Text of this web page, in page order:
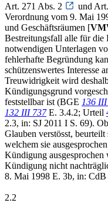
Art. 271 Abs. 2
und
Verordnung vom 9. Mai
und Geschäftsräumen [
Bestreitungsfall alle für die
notwendigen Unterlagen
fehlerhafte Begründung
schützenswertes Interesse
Treuwidrigkeit wird
Kündigungsgrund
feststellbar ist (BGE 136
132 III 737E. 3.4.2; Urteil
2.3, in: SJ 2011 I S. 69).
Glauben verstösst,
welchem sie
Kündigung
Kündigung nicht
8. Mai 1998 E. 3b, in: CdB
2.2